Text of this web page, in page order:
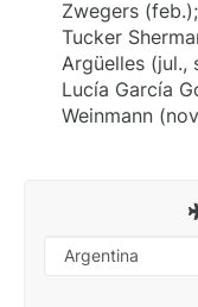
Zwegers
Tucker
Argüelles (jul.,
Lucía García
Weinmann